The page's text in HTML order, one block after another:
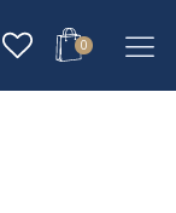
0